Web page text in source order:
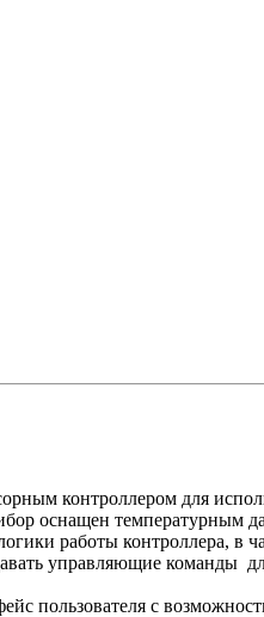
контроллером для
оснащен температурным
работы контроллера, в
управляющие команды
пользователя с